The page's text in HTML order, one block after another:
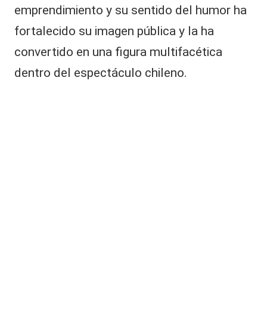
emprendimiento y su sentido del humor ha
fortalecido su imagen pública y la ha
convertido en una figura multifacética
dentro del espectáculo chileno.